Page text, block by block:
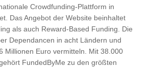
Crowdfunding-Plattform in
Das Angebot der Website beinhaltet
als auch Reward-Based Funding. Die
Dependancen in acht Ländern und
Millionen Euro vermitteln. Mit 38.000
FundedByMe zu den größten